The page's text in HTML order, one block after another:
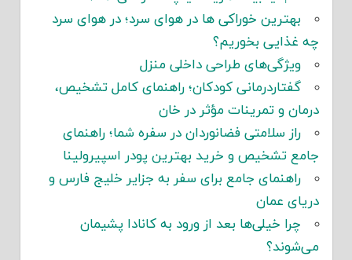
بهترین خوراکی ها در هوای سرد؛ در هوای سرد
چه غذایی بخوریم؟
ویژگی‌های طراحی داخلی منزل
گفتاردرمانی کودکان؛ راهنمای کامل تشخیص،
درمان و تمرینات مؤثر در خان
راز سلامتی فضانوردان در سفره شما؛ راهنمای
جامع تشخیص و خرید بهترین پودر اسپیرولینا
راهنمای جامع برای سفر به جزایر خلیج فارس و
دریای عمان
چرا خیلی‌ها بعد از ورود به کانادا پشیمان
می‌شوند؟